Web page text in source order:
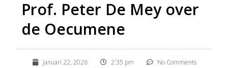
Prof. Peter De Mey over
de Oecumene
januari 22, 2026 2:35 pm
No Comments